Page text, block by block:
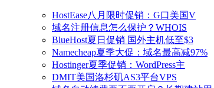
HostEase八月限时促销：G口美国V
域名注册信息怎么保护？WHOIS
BlueHost夏日促销 国外主机低至$3
Namecheap夏季大促：域名最高减97%
Hostinger夏季促销：WordPress主
DMIT美国洛杉矶AS3平台VPS